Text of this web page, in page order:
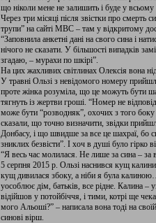
що ніколи мене не залишить і буде у
Через три місяці після звістки про смерть
трупи” на сайті МВС – там у відкритому
“Заповнила анкетні дані на свого сина і
нічого не сказати. У більшості випадків
згадаю, – мурахи по шкірі”.
На цих жахливих світлинах Олексія вона
У травні Ользі з невідомого номеру
проте жінка розуміла, що це можуть бути
тягнуть із жертви гроші. “Номер не
може бути “розводняк”, охочих з того
сказали, що точно визначити, звідки
Донбасу, і що швидше за все це шахраї, бо
зниклих безвісти”. І хоч в душі було гірко
“Я весь час молилася. Не лише за сина – за
5 серпня 2015 р. Ользі наснився кущ
кущ дивилася збоку, а ніби я була
уособлює дім, батьків, все рідне. Калина
відійшов у потойбіччя, і тими, котрі ще
мого Альоші?” – написала вона тоді на
синові вірш.